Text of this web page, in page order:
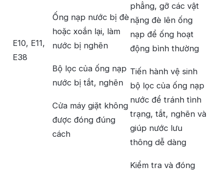
E10, E11,
E38
Ống nạp nước bị đè
hoặc xoắn lại, làm
nước bị nghẽn
Bộ lọc của ống nạp
nước bị tắt, nghẽn
Cửa máy giặt không
được đóng đúng
cách
phẳng, gỡ các vật
nặng đè lên ống
nạp để ống hoạt
động bình thường
Tiến hành vệ sinh
bộ lọc của ống nạp
nước để tránh tình
trạng, tắt, nghẽn và
giúp nước lưu
thông dễ dàng
Kiểm tra và đóng